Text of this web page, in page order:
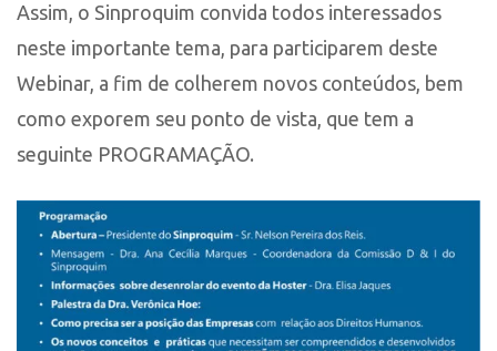
Assim, o Sinproquim convida todos interessados
neste importante tema, para participarem deste
Webinar, a fim de colherem novos conteúdos, bem
como exporem seu ponto de vista, que tem a
seguinte PROGRAMAÇÃO.